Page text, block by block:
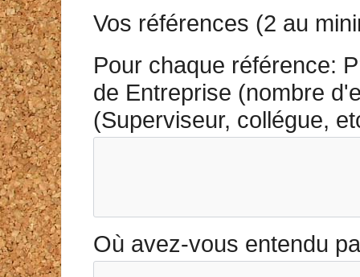
Vos références (2 au
Pour chaque référence:
de Entreprise (nombre
(Superviseur, collégue,
Où avez-vous entendu